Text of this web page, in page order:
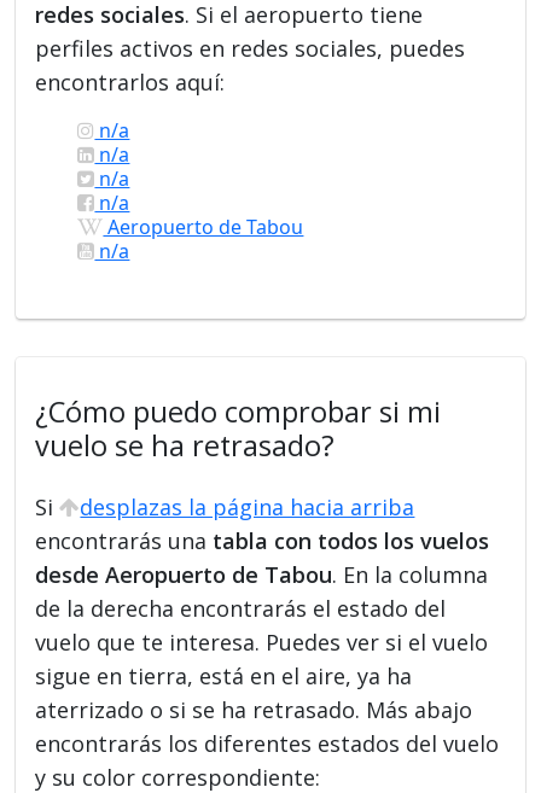
redes sociales. Si el aeropuerto tiene
perfiles activos en redes sociales, puedes
encontrarlos aquí:
n/a
n/a
n/a
n/a
Aeropuerto de Tabou
n/a
¿Cómo puedo comprobar si mi
vuelo se ha retrasado?
Si
desplazas la página hacia arriba
encontrarás una tabla con todos los vuelos
desde Aeropuerto de Tabou. En la columna
de la derecha encontrarás el estado del
vuelo que te interesa. Puedes ver si el vuelo
sigue en tierra, está en el aire, ya ha
aterrizado o si se ha retrasado. Más abajo
encontrarás los diferentes estados del vuelo
y su color correspondiente: